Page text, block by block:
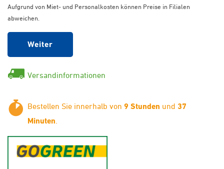
Aufgrund von Miet- und Personalkosten können Preise in Filialen
abweichen.
Weiter
Versandinformationen
Bestellen Sie innerhalb von 9 Stunden und 37
Minuten